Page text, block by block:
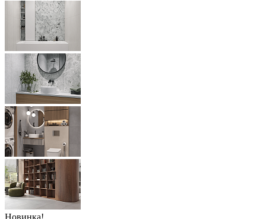
Новинка!